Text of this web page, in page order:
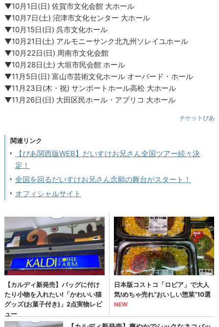
▼10月1日(日) 佐賀市文化会館 大ホール
▼10月7日(土) 沼津市文化センター 大ホール
▼10月15日(日) 呉市文化ホール
▼10月21日(土) アルモニーサンク北九州ソレイユホール
▼10月22日(日) 周南市文化会館
▼10月28日(土) 大垣市民会館 ホール
▼11月5日(日) 富山市芸術文化ホール オーバード・ホール
▼11月23日(木・祝) サンポートホール高松 大ホール
▼11月26日(日) 大田区民ホール・アプリコ 大ホール
チケットぴあ
関連リンク
【ぴあ関西版WEB】だいすけお兄さん全国ツアー続々決
定！
全国を回るだいすけお兄さん念願の舞台がスタート！
オフィシャルサイト